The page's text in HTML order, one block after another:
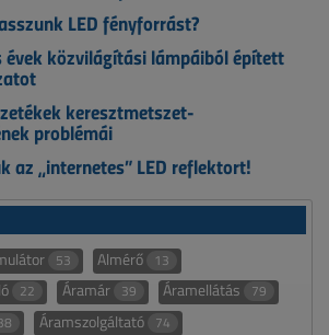
LED fényforrást?
közvilágítási lámpáiból épített
keresztmetszet-
problémái
az „internetes” LED reflektort!
53 Almérő 13
22 Áramár 39 Áramellátás 79
Áramszolgáltató 74